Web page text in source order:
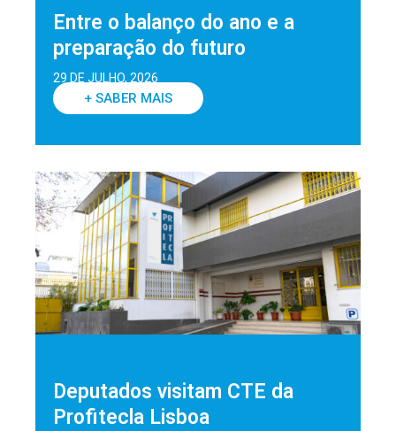
Entre o balanço do ano e a
preparação do futuro
29 DE JULHO, 2026
+ SABER MAIS
Deputados visitam CTE da
Profitecla Lisboa